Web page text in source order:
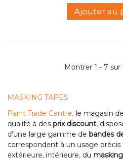
Ajouter au
Montrer 1 - 7
MASKING TAPES
Paint Trade Centre, le magasin de
qualité à des prix discount,
d’une large gamme de bandes
correspondent à un usage
extérieure, intérieure, du